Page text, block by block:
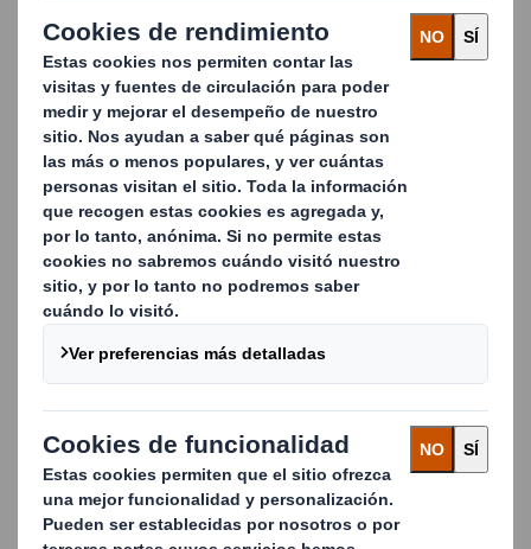
fácilmente en formidables expositores de
punto de venta. Están optimizados para las
líneas de envasado manuales o automáticas,
son aptos para latas, botellas, bandejas y
bolsas, y ofrecen una excelente capacidad de
apilamiento.
¿QUIERES DESTACAR DENTRO DEL
MUNDO DEL RETAIL? CONTACTA
CON NOSOTROS